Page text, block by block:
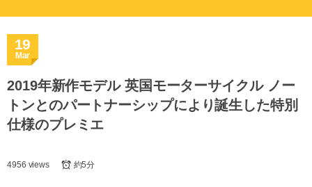
19
Mar
2019年新作モデル 英国モーターサイクル ノー
トンとのパートナーシップにより誕生した特別
仕様のプレミエ
4956 views 約5分